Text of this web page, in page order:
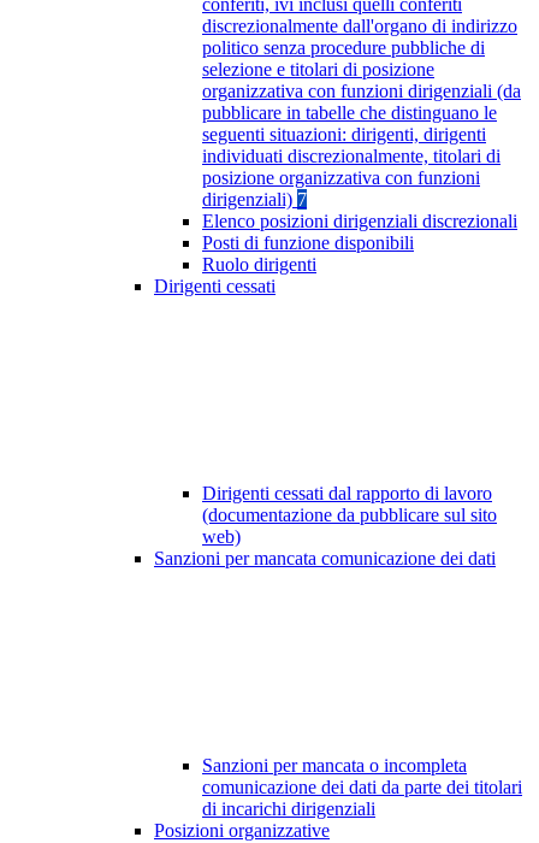
conferiti, ivi inclusi quelli conferiti
discrezionalmente dall'organo di indirizzo
politico senza procedure pubbliche di
selezione e titolari di posizione
organizzativa con funzioni dirigenziali (da
pubblicare in tabelle che distinguano le
seguenti situazioni: dirigenti, dirigenti
individuati discrezionalmente, titolari di
posizione organizzativa con funzioni
dirigenziali) 7
Elenco posizioni dirigenziali discrezionali
Posti di funzione disponibili
Ruolo dirigenti
Dirigenti cessati
Dirigenti cessati dal rapporto di lavoro
(documentazione da pubblicare sul sito
web)
Sanzioni per mancata comunicazione dei dati
Sanzioni per mancata o incompleta
comunicazione dei dati da parte dei titolari
di incarichi dirigenziali
Posizioni organizzative